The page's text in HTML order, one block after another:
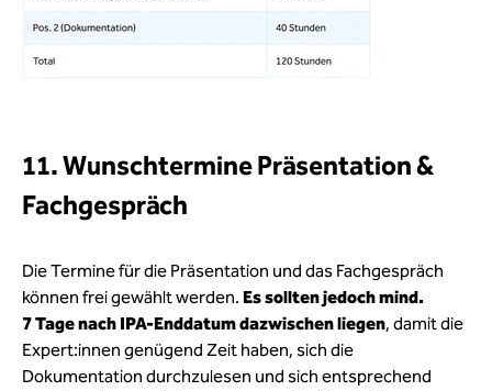
11. Wunschtermine Präsentation &
Fachgespräch
Die Termine für die Präsentation und das Fachgespräch
können frei gewählt werden. Es sollten jedoch mind.
7 Tage nach IPA-Enddatum dazwischen liegen, damit die
Expert:innen genügend Zeit haben, sich die
Dokumentation durchzulesen und sich entsprechend